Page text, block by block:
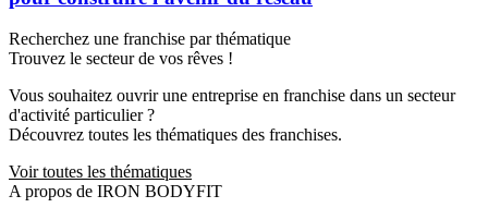
Recherchez une franchise par thématique
Trouvez le secteur de vos rêves !
Vous souhaitez ouvrir une entreprise en franchise dans un secteur
d'activité particulier ?
Découvrez toutes les thématiques des franchises.
Voir toutes les thématiques
A propos de IRON BODYFIT